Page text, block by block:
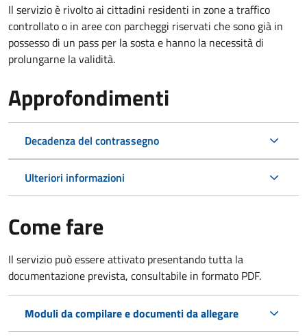
Il servizio è rivolto ai cittadini residenti in zone a traffico
controllato o in aree con parcheggi riservati che sono già in
possesso di un pass per la sosta e hanno la necessità di
prolungarne la validità.
Approfondimenti
Decadenza del contrassegno
Ulteriori informazioni
Come fare
Il servizio può essere attivato presentando tutta la
documentazione prevista, consultabile in formato PDF.
Moduli da compilare e documenti da allegare